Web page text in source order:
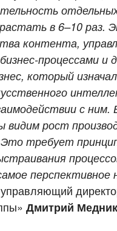
в 6–10 раз.
контента,
процессами и
который
с ним.
видим рост
Это требует
перспективное
Дмитрий